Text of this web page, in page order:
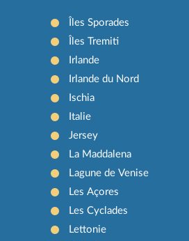
Îles Sporades
Îles Tremiti
Irlande
Irlande du Nord
Ischia
Italie
Jersey
La Maddalena
Lagune de Venise
Les Açores
Les Cyclades
Lettonie